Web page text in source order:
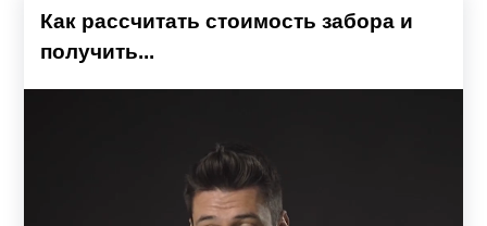
Как рассчитать стоимость забора и
получить...